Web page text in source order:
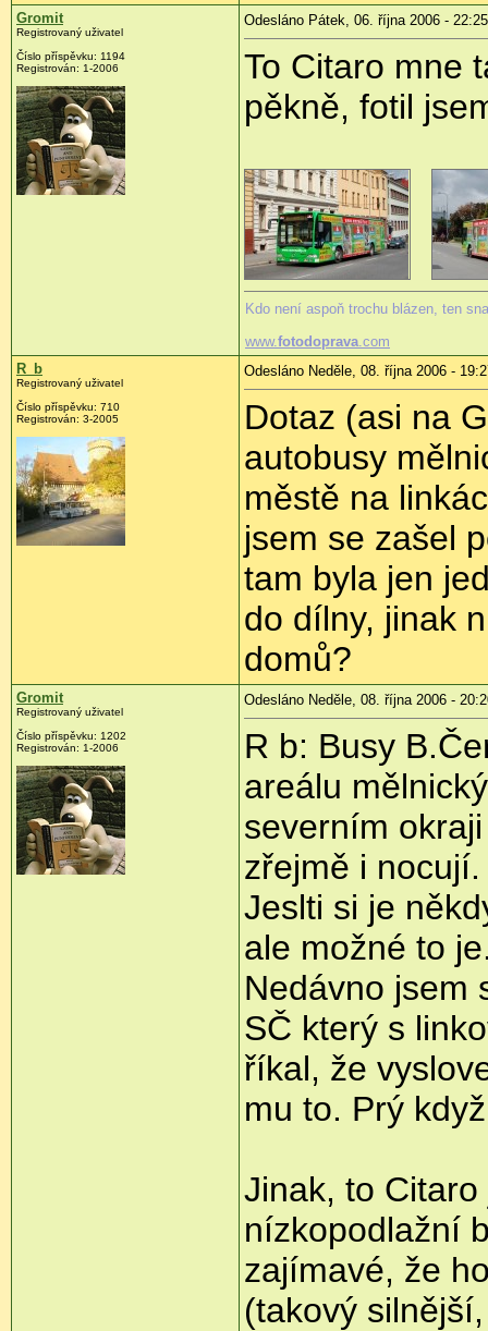
Gromit
Registrovaný uživatel
Číslo příspěvku: 1194
Registrován: 1-2006
Odesláno Pátek, 06. října 2006 - 22:25
To Citaro mne
pěkně, fotil
Kdo není aspoň trochu blázen, ten
www.fotodoprava .com
R_b
Registrovaný uživatel
Číslo příspěvku: 710
Registrován: 3-2005
Odesláno Neděle, 08. října 2006 -
Dotaz (asi na
autobusy
městě na
jsem se zašel
tam byla jen
do dílny, jinak
domů?
Gromit
Registrovaný uživatel
Číslo příspěvku: 1202
Registrován: 1-2006
Odesláno Neděle, 08. října 2006 -
R b: Busy
areálu
severním
zřejmě i nocují.
Jeslti si je
ale možné to
Nedávno jsem
SČ který s
říkal, že
mu to. Prý
Jinak, to
nízkopodlažní
zajímavé, že
(takový